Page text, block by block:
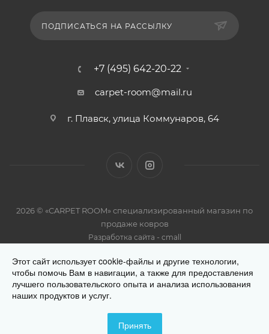
ПОДПИСАТЬСЯ НА РАССЫЛКУ
+7 (495) 642-20-22
carpet-room@mail.ru
г. Плавск, улица Коммунаров, 64
2026 © «CARPET ROOM» специализированный магазин по
продаже ковров
Разработка сайта - cmall
Этот сайт использует cookie-файлы и другие технологии,
чтобы помочь Вам в навигации, а также для предоставления
лучшего пользовательского опыта и анализа использования
наших продуктов и услуг.
Принять